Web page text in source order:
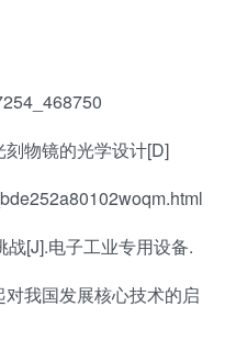
物镜的光学设计[D]
[J].电子工业专用设备.
我国发展核心技术的启